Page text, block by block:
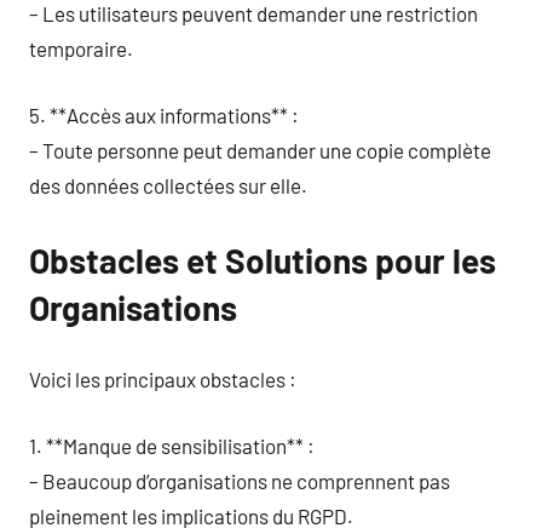
– Les utilisateurs peuvent demander une restriction
temporaire.
5. **Accès aux informations** :
– Toute personne peut demander une copie complète
des données collectées sur elle.
Obstacles et Solutions pour les
Organisations
Voici les principaux obstacles :
1. **Manque de sensibilisation** :
– Beaucoup d’organisations ne comprennent pas
pleinement les implications du RGPD.